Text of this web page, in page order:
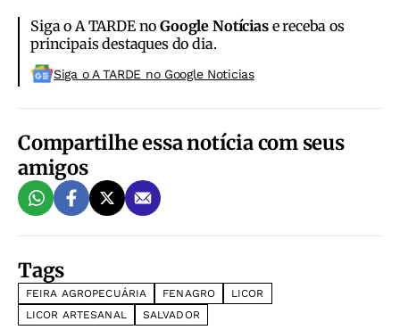
Siga o A TARDE noGoogle Notíciase receba os
principais destaques do dia.
Siga o A TARDE no Google Noticias
Compartilhe essa notícia com seus
amigos
Tags
FEIRA AGROPECUÁRIA FENAGRO
LICOR
LICOR ARTESANAL
SALVADOR